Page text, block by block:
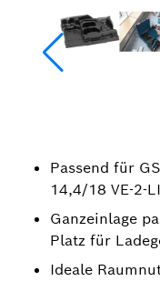
Passend für
14,4/18 VE-2-LI
Ganzeinlage
Platz für
Ideale